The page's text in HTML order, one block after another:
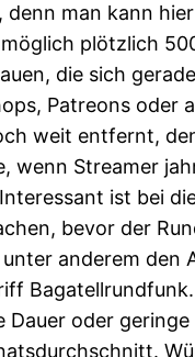
man kann
plötzlich
die sich
Patreons
weit entfernt,
Streamer
ist bei
bevor der
anderem
oder